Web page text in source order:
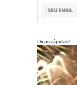
Dicas rápidas!